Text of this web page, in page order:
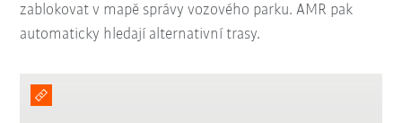
zablokovat v mapě správy vozového parku. AMR pak
automaticky hledají alternativní trasy.